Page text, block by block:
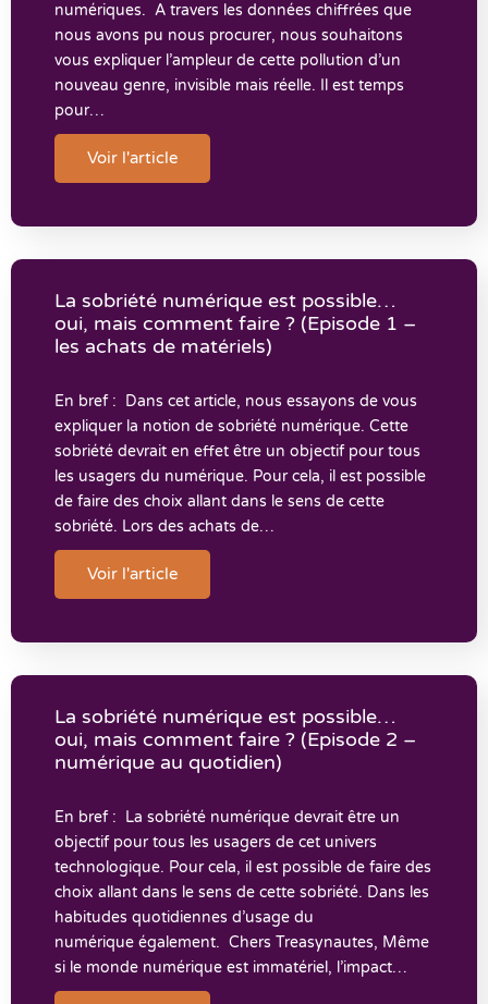
numériques. A travers les données chiffrées que
nous avons pu nous procurer, nous souhaitons
vous expliquer l’ampleur de cette pollution d’un
nouveau genre, invisible mais réelle. Il est temps
pour…
Voir l'article
La sobriété numérique est possible…
oui, mais comment faire ? (Episode 1 –
les achats de matériels)
En bref : Dans cet article, nous essayons de vous
expliquer la notion de sobriété numérique. Cette
sobriété devrait en effet être un objectif pour tous
les usagers du numérique. Pour cela, il est possible
de faire des choix allant dans le sens de cette
sobriété. Lors des achats de…
Voir l'article
La sobriété numérique est possible…
oui, mais comment faire ? (Episode 2 –
numérique au quotidien)
En bref : La sobriété numérique devrait être un
objectif pour tous les usagers de cet univers
technologique. Pour cela, il est possible de faire des
choix allant dans le sens de cette sobriété. Dans les
habitudes quotidiennes d’usage du
numérique également. Chers Treasynautes, Même
si le monde numérique est immatériel, l’impact…